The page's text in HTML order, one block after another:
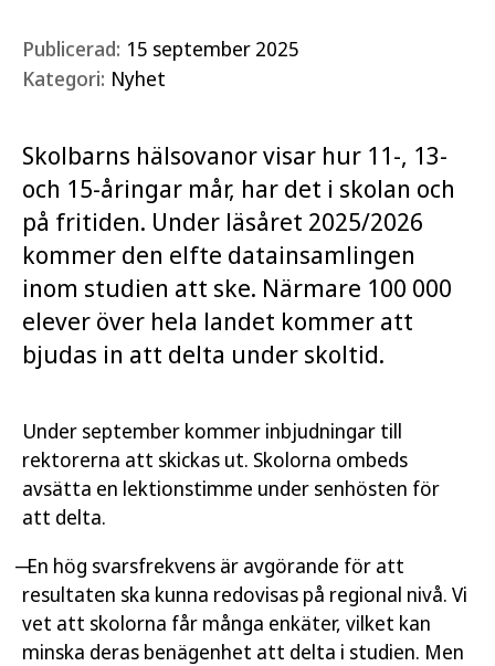
Publicerad: 15 september 2025
Kategori: Nyhet
Skolbarns hälsovanor visar hur 11-, 13-
och 15-åringar mår, har det i skolan och
på fritiden. Under läsåret 2025/2026
kommer den elfte datainsamlingen
inom studien att ske. Närmare 100 000
elever över hela landet kommer att
bjudas in att delta under skoltid.
Under september kommer inbjudningar till
rektorerna att skickas ut. Skolorna ombeds
avsätta en lektionstimme under senhösten för
att delta.
̶ En hög svarsfrekvens är avgörande för att
resultaten ska kunna redovisas på regional nivå. Vi
vet att skolorna får många enkäter, vilket kan
minska deras benägenhet att delta i studien. Men